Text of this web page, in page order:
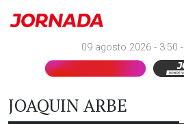
09 agosto 2026 - 3:50 -
JOAQUIN ARBE